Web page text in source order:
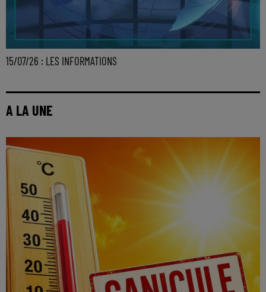
15/07/26 : LES INFORMATIONS
A LA UNE